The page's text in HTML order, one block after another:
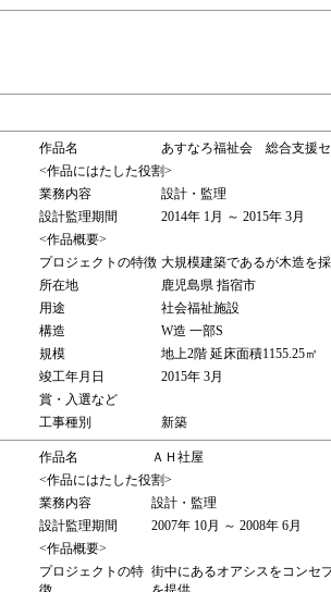
作品名
あすなろ福祉会 総合支援
<作品にはたした役割>
業務内容
設計・監理
設計監理期間
2014年 1月 ～ 2015年 3月
<作品概要>
プロジェクトの特徴 大規模建築であるが木造を
所在地
鹿児島県 指宿市
用途
社会福祉施設
構造
W造 一部S
規模
地上2階 延床面積1155.25㎡
竣工年月日
2015年 3月
賞・入選など
工事種別
新築
作品名
ＡＨ社屋
<作品にはたした役割>
業務内容
設計・監理
設計監理期間
2007年 10月 ～ 2008年 6月
<作品概要>
プロジェクトの特 街中にあるオアシスをコンセ